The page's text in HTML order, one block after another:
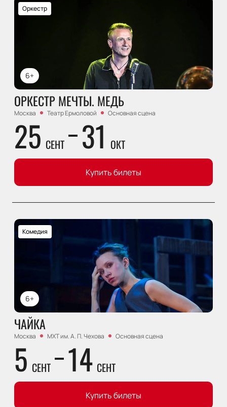
6+
Оркестр
ОРКЕСТР МЕЧТЫ. МЕДЬ
Москва Театр Ермоловой Основная сцена
25 СЕНТ 31 ОКТ
Купить билеты
6+
Комедия
ЧАЙКА
Москва МХТ им. А. П. Чехова Основная сцена
5 СЕНТ 14 СЕНТ
Купить билеты